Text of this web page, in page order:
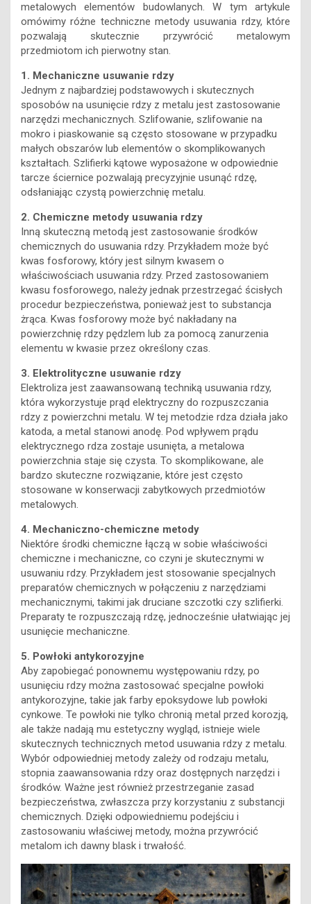
metalowych elementów budowlanych. W tym artykule
omówimy różne techniczne metody usuwania rdzy, które
pozwalają skutecznie przywrócić metalowym
przedmiotom ich pierwotny stan.
1. Mechaniczne usuwanie rdzy
Jednym z najbardziej podstawowych i skutecznych
sposobów na usunięcie rdzy z metalu jest zastosowanie
narzędzi mechanicznych. Szlifowanie, szlifowanie na
mokro i piaskowanie są często stosowane w przypadku
małych obszarów lub elementów o skomplikowanych
kształtach. Szlifierki kątowe wyposażone w odpowiednie
tarcze ściernice pozwalają precyzyjnie usunąć rdzę,
odsłaniając czystą powierzchnię metalu.
2. Chemiczne metody usuwania rdzy
Inną skuteczną metodą jest zastosowanie środków
chemicznych do usuwania rdzy. Przykładem może być
kwas fosforowy, który jest silnym kwasem o
właściwościach usuwania rdzy. Przed zastosowaniem
kwasu fosforowego, należy jednak przestrzegać ścisłych
procedur bezpieczeństwa, ponieważ jest to substancja
żrąca. Kwas fosforowy może być nakładany na
powierzchnię rdzy pędzlem lub za pomocą zanurzenia
elementu w kwasie przez określony czas.
3. Elektrolityczne usuwanie rdzy
Elektroliza jest zaawansowaną techniką usuwania rdzy,
która wykorzystuje prąd elektryczny do rozpuszczania
rdzy z powierzchni metalu. W tej metodzie rdza działa jako
katoda, a metal stanowi anodę. Pod wpływem prądu
elektrycznego rdza zostaje usunięta, a metalowa
powierzchnia staje się czysta. To skomplikowane, ale
bardzo skuteczne rozwiązanie, które jest często
stosowane w konserwacji zabytkowych przedmiotów
metalowych.
4. Mechaniczno-chemiczne metody
Niektóre środki chemiczne łączą w sobie właściwości
chemiczne i mechaniczne, co czyni je skutecznymi w
usuwaniu rdzy. Przykładem jest stosowanie specjalnych
preparatów chemicznych w połączeniu z narzędziami
mechanicznymi, takimi jak druciane szczotki czy szlifierki.
Preparaty te rozpuszczają rdzę, jednocześnie ułatwiając jej
usunięcie mechaniczne.
5. Powłoki antykorozyjne
Aby zapobiegać ponownemu występowaniu rdzy, po
usunięciu rdzy można zastosować specjalne powłoki
antykorozyjne, takie jak farby epoksydowe lub powłoki
cynkowe. Te powłoki nie tylko chronią metal przed korozją,
ale także nadają mu estetyczny wygląd, istnieje wiele
skutecznych technicznych metod usuwania rdzy z metalu.
Wybór odpowiedniej metody zależy od rodzaju metalu,
stopnia zaawansowania rdzy oraz dostępnych narzędzi i
środków. Ważne jest również przestrzeganie zasad
bezpieczeństwa, zwłaszcza przy korzystaniu z substancji
chemicznych. Dzięki odpowiedniemu podejściu i
zastosowaniu właściwej metody, można przywrócić
metalom ich dawny blask i trwałość.